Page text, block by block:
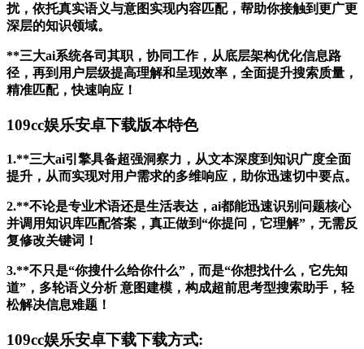
扰，依托真实语义与意图实现内容匹配，帮助你接触到更广更
深层的知识领域。
**三大ai系统各司其职，协同工作，从底层架构优化信息路
径，再到用户层级提高理解和呈现效率，全面提升搜索质量，
精准匹配，快速响应！
109cc娱乐安卓下载版本特色
1.**三大ai引擎具备超强洞察力，从文本深度到知识广度全面
提升，从而实现对用户需求的多维响应，助你迅速切中要点。
2.**不论是专业术语还是生活表达，ai都能迅速识别问题核心
并调用知识库匹配答案，真正做到“你提问，它理解”，无需反
复修改关键词！
3.**不只是“你搜什么给你什么”，而是“你想找什么，它先知
道”，多轮语义分析 意图建模，构成超前思考型搜索助手，轻
松解决信息难题！
109cc娱乐安卓下载下载方式: